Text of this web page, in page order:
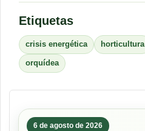
Etiquetas
crisis energética horticultura
orquídea
6 de agosto de 2026